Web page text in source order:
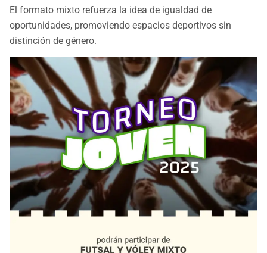
El formato mixto refuerza la idea de igualdad de
oportunidades, promoviendo espacios deportivos sin
distinción de género.